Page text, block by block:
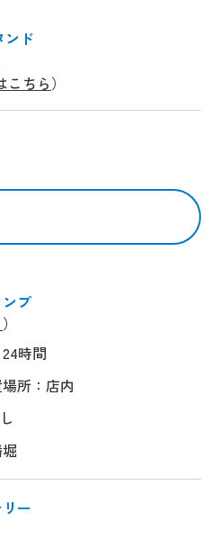
ンド
こちら）
プ
）
時間
所：店内
ー